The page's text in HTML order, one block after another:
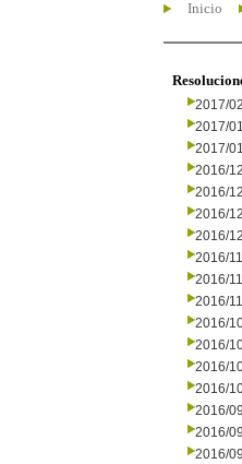
Inicio
2017/
2017/
2017/
2016/
2016/
2016/
2016/
2016/
2016/
2016/
2016/
2016/
2016/
2016/
2016/
2016/
2016/